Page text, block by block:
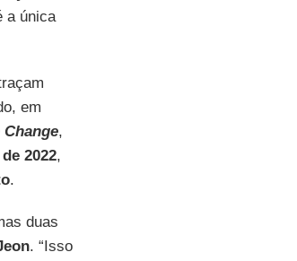
a única
em
,
2022,
.
duas
. “Isso